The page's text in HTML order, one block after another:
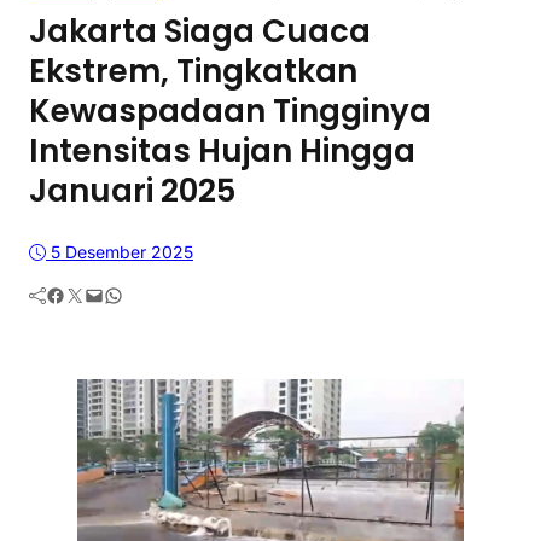
Jakarta Siaga Cuaca
Ekstrem, Tingkatkan
Kewaspadaan Tingginya
Intensitas Hujan Hingga
Januari 2025
5 Desember 2025
Facebook Twitter Mail WhatsApp